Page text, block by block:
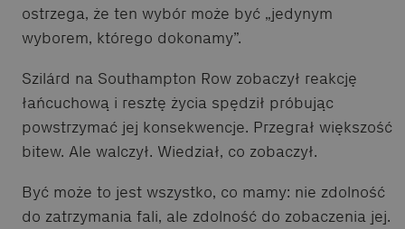
ostrzega, że ten wybór może być „jedynym
wyborem, którego dokonamy”.
Szilárd na Southampton Row zobaczył reakcję
łańcuchową i resztę życia spędził próbując
powstrzymać jej konsekwencje. Przegrał większość
bitew. Ale walczył. Wiedział, co zobaczył.
Być może to jest wszystko, co mamy: nie zdolność
do zatrzymania fali, ale zdolność do zobaczenia jej.